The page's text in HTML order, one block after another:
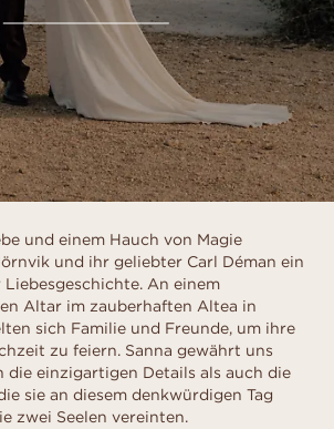
und einem Hauch von Magie
und ihr geliebter Carl Déman ein
An einem
Altar im zauberhaften Altea in
sich Familie und Freunde, um ihre
zu feiern. Sanna gewährt uns
die einzigartigen Details als auch die
sie an diesem denkwürdigen Tag
zwei Seelen vereinten.